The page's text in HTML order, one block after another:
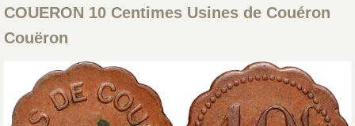
COUERON 10 Centimes Usines de Couéron
Couëron